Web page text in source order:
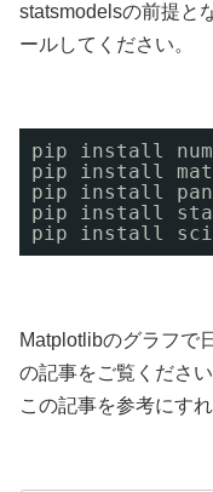
statsmodelsの前提と
ールしてください。
pip install
pip install
pip install
pip install
pip install
Matplotlibのグラフで
の記事をご覧ください
この記事を参考にす